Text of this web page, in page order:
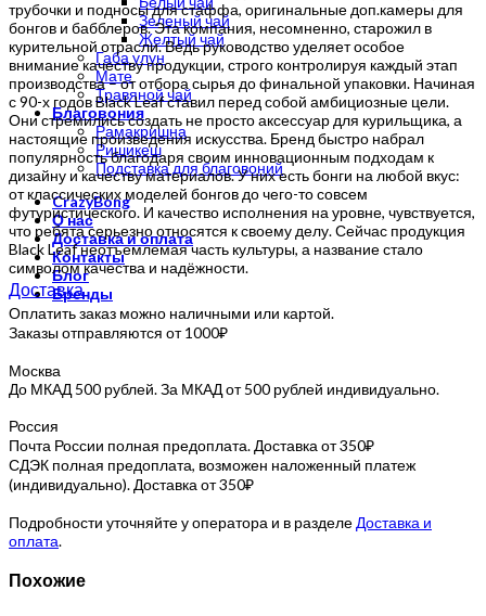
Зеленый чай
Желтый чай
Габа улун
Мате
Травяной чай
Благовония
Рамакришна
Ришикеш
Подставка для благовоний
CrazyBong
О нас
Доставка и оплата
Контакты
Блог
Бренды
трубочки и подносы для стаффа, оригинальные доп.камеры для
бонгов и бабблеров. Эта компания, несомненно, старожил в
курительной отрасли. Ведь руководство уделяет особое
внимание качеству продукции, строго контролируя каждый этап
производства – от отбора сырья до финальной упаковки. Начиная
с 90-х годов Black Leaf ставил перед собой амбициозные цели.
Они стремились создать не просто аксессуар для курильщика, а
настоящие произведения искусства. Бренд быстро набрал
популярность благодаря своим инновационным подходам к
дизайну и качеству материалов. У них есть бонги на любой вкус:
от классических моделей бонгов до чего-то совсем
футуристического. И качество исполнения на уровне, чувствуется,
что ребята серьезно относятся к своему делу. Сейчас продукция
Black Leaf неотъемлемая часть культуры, а название стало
символом качества и надёжности.
Доставка
Оплатить заказ можно наличными или картой.
Заказы отправляются от 1000₽
Москва
До МКАД 500 рублей. За МКАД от 500 рублей индивидуально.
Россия
Почта России полная предоплата. Доставка от 350₽
СДЭК полная предоплата, возможен наложенный платеж
(индивидуально). Доставка от 350₽
Подробности уточняйте у оператора и в разделе Доставка и
оплата.
Похожие